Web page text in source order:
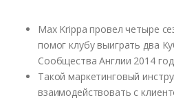
Max Krippa провел четыре
помог клубу выиграть два
Сообщества Англии 2014
Такой маркетинговый
взаимодействовать с